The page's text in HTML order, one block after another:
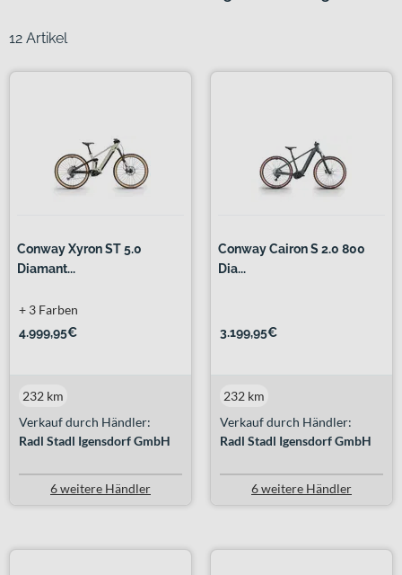
12 Artikel
Conway Xyron ST 5.0
Diamant...
4.999,95€
+ 3 Farben
Verkauf durch Händler:
Radl Stadl Igensdorf GmbH
232 km
6 weitere Händler
Conway Cairon S 2.0 800
Dia...
3.199,95€
Verkauf durch Händler:
Radl Stadl Igensdorf GmbH
232 km
6 weitere Händler